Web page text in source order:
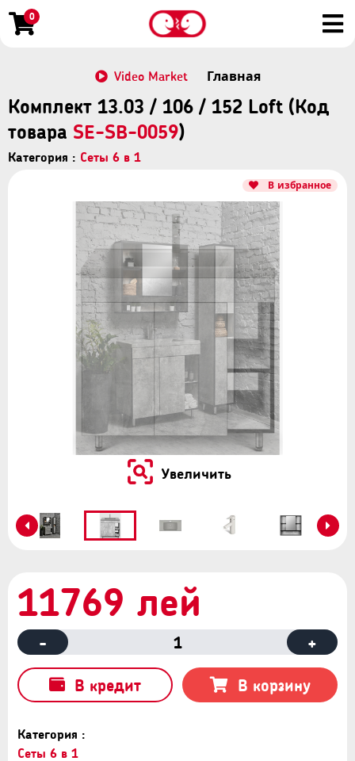
0
Video Market Главная
Комплект 13.03 / 106 / 152 Loft (Код
товара SE-SB-0059)
Категория : Сеты 6 в 1
В избранное
Увеличить
Категория :
Сеты 6 в 1
11769 лей
- 1 +
В кредит В корзину